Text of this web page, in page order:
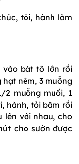
tỏi, hành làm
vào bát tô lớn rồi
hạt nêm, 3 muỗng
2 muỗng muối, 1
hành, tỏi băm rồi
lên với nhau, cho
cho sườn được